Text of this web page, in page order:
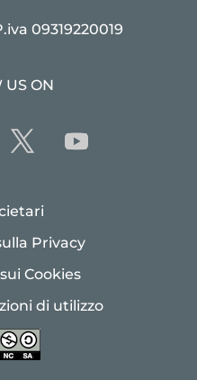
09319220019
US ON
Privacy
Cookies
di utilizzo